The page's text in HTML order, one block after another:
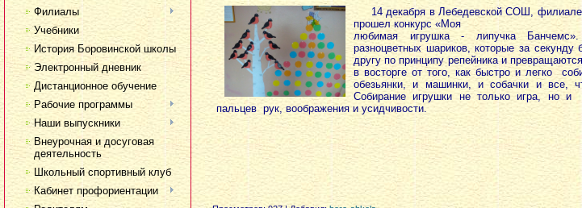
Филиалы
Учебники
История Боровинской школы
Электронный дневник
Дистанционное обучение
Рабочие программы
Наши выпускники
Внеурочная и досуговая
деятельность
Школьный спортивный клуб
Кабинет профориентации
14 декабря в Лебедевской СОШ,
прошел конкурс «Моя
любимая игрушка - липучка
разноцветных шариков, которые за секунду
другу по принципу репейника и
в восторге от того, как быстро и легко
обезьянки, и машинки, и собачки и все,
Собирание игрушки не только игра, но и
пальцев рук, воображения и усидчивости.